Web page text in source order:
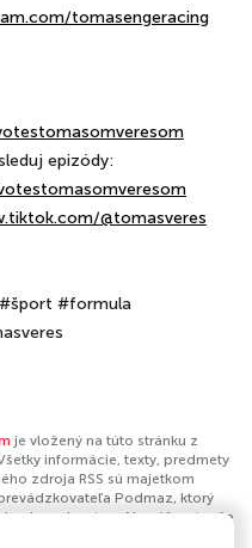
tomasengeracing
epizódy:
@tomasveres
#formula
je vložený na túto stránku z
informácie, texty, predmety
zdroja RSS sú majetkom
Podmaz, ktorý
podcastov. Ak máš za to, že